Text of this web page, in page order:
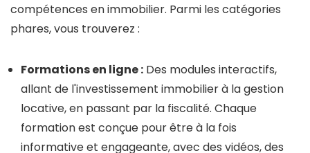
compétences en immobilier. Parmi les catégories
phares, vous trouverez :
Formations en ligne : Des modules interactifs,
allant de l'investissement immobilier à la gestion
locative, en passant par la fiscalité. Chaque
formation est conçue pour être à la fois
informative et engageante, avec des vidéos, des